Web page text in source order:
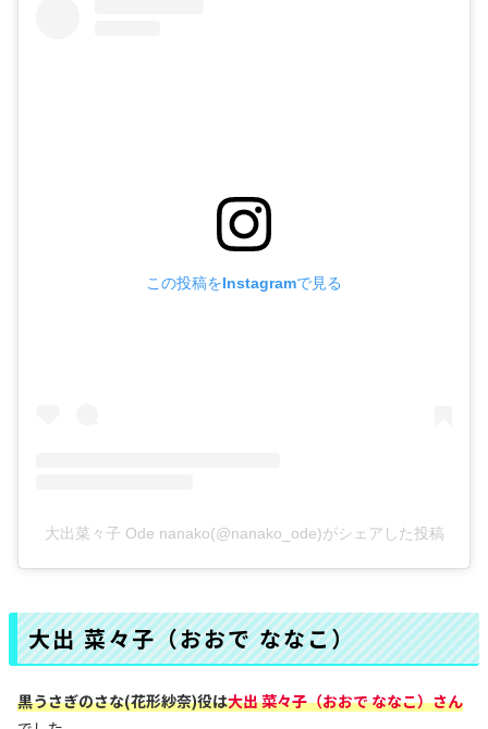
この投稿をInstagramで見る
大出菜々子 Ode nanako(@nanako_ode)がシェアした投稿
大出 菜々子（おおで ななこ）
黒うさぎのさな(花形紗奈)役は大出 菜々子（おおで ななこ）さん